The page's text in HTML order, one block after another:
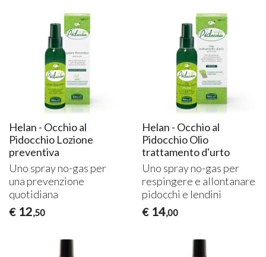
Helan - Occhio al
Pidocchio Lozione
preventiva
Uno spray no-gas per
una prevenzione
quotidiana
€ 12,50
Helan - Occhio al
Pidocchio Olio
trattamento d'urto
Uno spray no-gas per
respingere e allontanare
pidocchi e lendini
€ 14,00